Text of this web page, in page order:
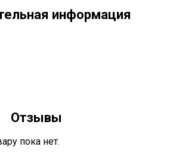
информация
Отзывы
пока нет.